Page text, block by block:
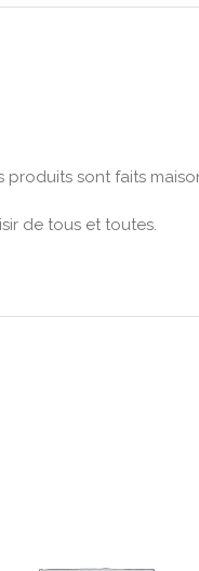
sont faits
de tous et toutes.